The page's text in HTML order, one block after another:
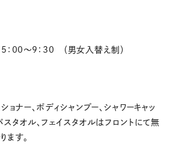
00～9：30 （男女入替え制）
ョナー、ボディシャンプー、シャワーキャッ
スタオル、フェイスタオルはフロントにて無
ます。